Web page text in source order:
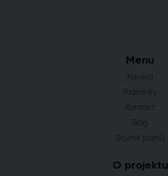
Menu
Kariéra
Podmínky
Kontakt
Blog
Slovník pojmů
O projektu